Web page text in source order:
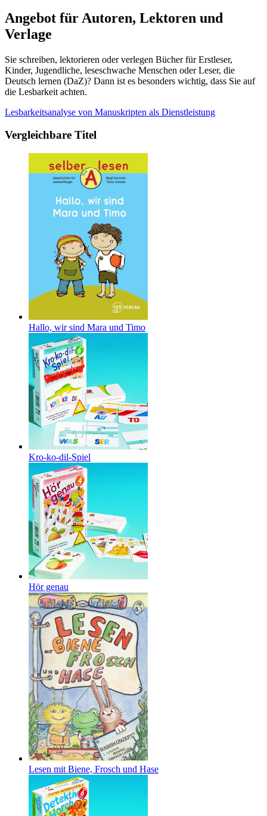
Angebot für Autoren, Lektoren und
Verlage
Sie schreiben, lektorieren oder verlegen Bücher für Erstleser,
Kinder, Jugendliche, leseschwache Menschen oder Leser, die
Deutsch lernen (DaZ)? Dann ist es besonders wichtig, dass Sie auf
die Lesbarkeit achten.
Lesbarkeitsanalyse von Manuskripten als Dienstleistung
Vergleichbare Titel
Hallo, wir sind Mara und Timo
Kro-ko-dil-Spiel
Hör genau
Lesen mit Biene, Frosch und Hase